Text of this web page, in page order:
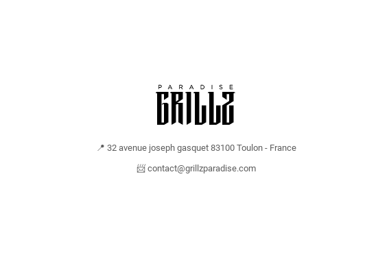
📍 32 avenue joseph gasquet 83100 Toulon - France
📨 contact@grillzparadise.com